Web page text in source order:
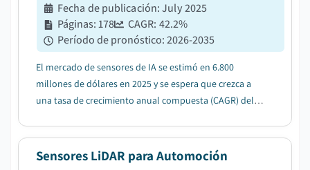
Fecha de publicación:July 2025
Páginas:178 CAGR: 42.2%
Período de pronóstico:2026-2035
El mercado de sensores de IA se estimó en 6.800
millones de dólares en 2025 y se espera que crezca a
una tasa de crecimiento anual compuesta (CAGR) del
inteligencia vehicular....
Sensores LiDAR para Automoción